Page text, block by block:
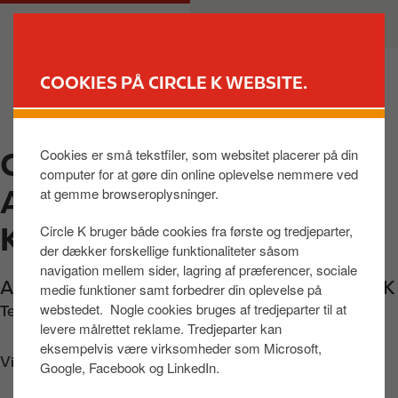
COOKIES PÅ CIRCLE K WEBSITE.
Cookies er små tekstfiler, som websitet placerer på din
computer for at gøre din online oplevelse nemmere ved
at gemme browseroplysninger.
Circle K bruger både cookies fra første og tredjeparter,
der dækker forskellige funktionaliteter såsom
navigation mellem sider, lagring af præferencer, sociale
medie funktioner samt forbedrer din oplevelse på
webstedet. Nogle cookies bruges af tredjeparter til at
levere målrettet reklame. Tredjeparter kan
eksempelvis være virksomheder som Microsoft,
Google, Facebook og LinkedIn.
v
e
d
n
h
o
M
a
CIRCLE K
AMAGERFÆLLEDVEJ,
KBH S
Amagerfælledvej 38,København S,2300 DK
Telefon: +4532572301
Vis vej